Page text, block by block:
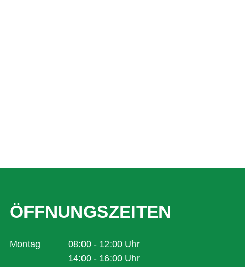
ÖFFNUNGSZEITEN
Montag 08:00 - 12:00 Uhr
Von 08:00 bis 12:00 Uhr
14:00 - 16:00 Uhr